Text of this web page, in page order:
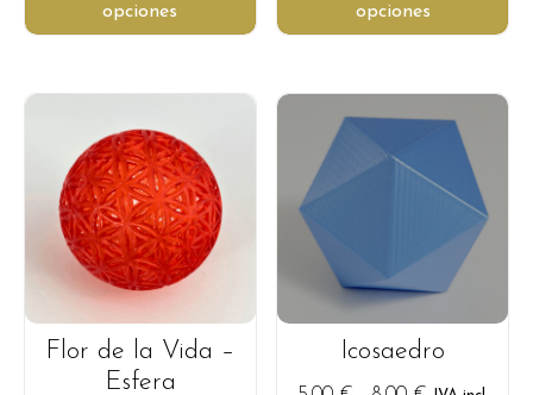
opciones
opciones
Flor de la Vida –
Esfera
Icosaedro